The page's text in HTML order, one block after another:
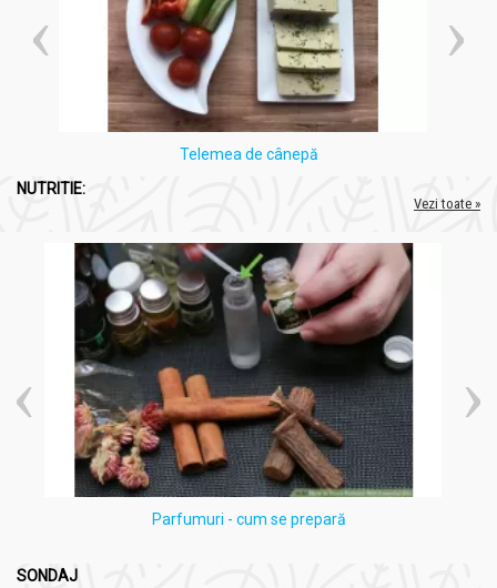
Sprijin ORL:Serra Plus poate fi eficient în gestionarea
inflamațiilor cronice din zona ORL, precum sinuzita și
rinita, ajutând la diminuarea secrețiilor, durerii și
obstrucției nazale.
Îmbunătățirea Circulației Sanguine:Serrapeptaza poate
contribui la eliminarea plăcilor aterosclerotice și la
îmbunătățirea circulației sanguine, reducând astfel riscul
Sprijin în Problemele de Digestie:
sunt enzime digestive care pot ajuta la descompunerea
Reductia Toxinelor din Intestin:Serrapeptaza poate
contribui la reducerea toxinelor din intestin și poate avea
un efect chelator asupra plăcilor aterosclerotice.
Sprijin Ocular:În cazul inflamațiilor și blocajelor vaselor
oculare, Serra Plus poate ajuta la ameliorarea
problemelor de vedere.
Beneficii Potențiale Anticancerigene:Datorită efectului
său antiinflamator puternic, Serra Plus poate fi inclus în
protocoalele de tratament pentru unele tipuri de cancer.
Precauții, atenționări și sfaturi:
Serra Plus [Serrapeptaza] 60cps - PROVITA NUTRITION
Serrapeptaza
Telemea de cânepă
NUTRITIE:
Vezi toate »
Parfumuri - cum se prepară
SONDAJ